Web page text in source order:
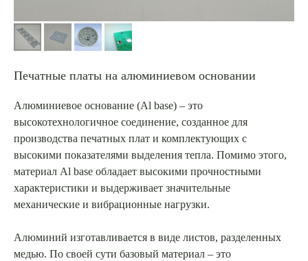
Печатные платы на алюминиевом основании
Алюминиевое основание (Al base) – это
высокотехнологичное соединение, созданное для
производства печатных плат и комплектующих с
высокими показателями выделения тепла. Помимо этого,
материал Al base обладает высокими прочностными
характеристики и выдерживает значительные
механические и вибрационные нагрузки.
Алюминий изготавливается в виде листов, разделенных
медью. По своей сути базовый материал – это